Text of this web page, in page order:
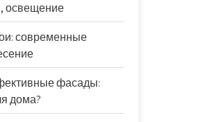
освещение
современные
фасады:
дома?